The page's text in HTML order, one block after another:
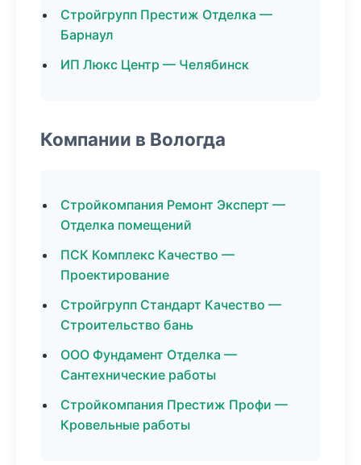
Стройгрупп Престиж Отделка —
Барнаул
ИП Люкс Центр — Челябинск
Компании в Вологда
Стройкомпания Ремонт Эксперт —
Отделка помещений
ПСК Комплекс Качество —
Проектирование
Стройгрупп Стандарт Качество —
Строительство бань
ООО Фундамент Отделка —
Сантехнические работы
Стройкомпания Престиж Профи —
Кровельные работы